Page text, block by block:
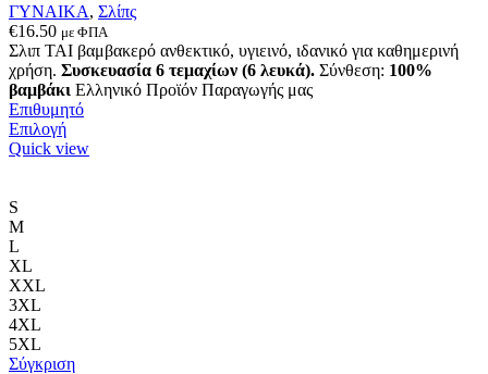
ΓΥΝΑΙΚΑ, Σλίπς
€16.50 με ΦΠΑ
Σλιπ ΤΑΙ βαμβακερό ανθεκτικό, υγιεινό, ιδανικό για καθημερινή
χρήση. Συσκευασία 6 τεμαχίων (6 λευκά). Σύνθεση: 100%
βαμβάκι Ελληνικό Προϊόν Παραγωγής μας
Επιθυμητό
ΕπιλογήΑυτό
το
σελίδα
Quick view
S
M
L
XL
XXL
3XL
4XL
5XL
Σύγκριση